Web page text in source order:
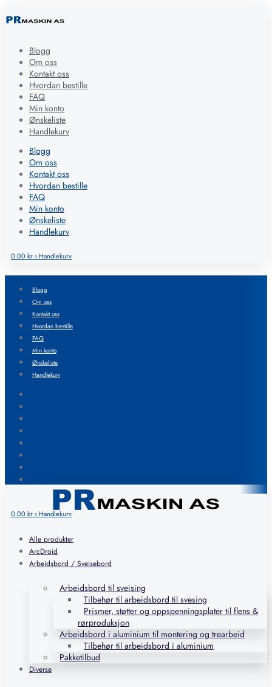
Blogg
Om oss
Kontakt oss
Hvordan bestille
FAQ
Min konto
Ønskeliste
Handlekurv
Blogg
Om oss
Kontakt oss
Hvordan bestille
FAQ
Min konto
Ønskeliste
Handlekurv
0.00kr 0 Handlekurv
Blogg
Om oss
Kontakt oss
Hvordan bestille
FAQ
Min konto
Ønskeliste
Handlekurv
0.00kr 0 Handlekurv
Alle produkter
ArcDroid
Arbeidsbord / Sveisebord
Arbeidsbord til sveising
Tilbehør til arbeidsbord til svesing
Prismer, støtter og oppspenningsplater til flens &
rørproduksjon
Arbeidsbord i aluminium til montering og trearbeid
Tilbehør til arbeidsbord i aluminium
Pakketilbud
Diverse